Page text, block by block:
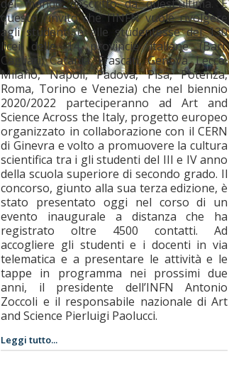
del mondo descritto da quest’ultima. È
questo l’invito che l’INFN vuole rivolgere
agli studenti e alle studentesse dei 130
licei delle 14 provincie italiane (Bari,
Cagliari, Catania, Frascati, Genova, Lecce,
Milano, Napoli, Padova, Pisa, Potenza,
Roma, Torino e Venezia) che nel biennio
2020/2022 parteciperanno ad Art and
Science Across the Italy, progetto europeo
organizzato in collaborazione con il CERN
di Ginevra e volto a promuovere la cultura
scientifica tra i gli studenti del III e IV anno
della scuola superiore di secondo grado. Il
concorso, giunto alla sua terza edizione, è
stato presentato oggi nel corso di un
evento inaugurale a distanza che ha
registrato oltre 4500 contatti. Ad
accogliere gli studenti e i docenti in via
telematica e a presentare le attività e le
tappe in programma nei prossimi due
anni, il presidente dell’INFN Antonio
Zoccoli e il responsabile nazionale di Art
and Science Pierluigi Paolucci.
Leggi tutto...